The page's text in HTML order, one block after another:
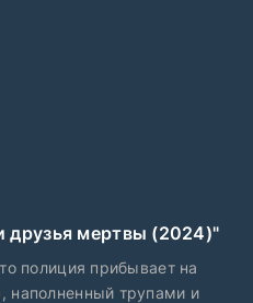
друзья мертвы (2024)"
полиция прибывает на
наполненный трупами и